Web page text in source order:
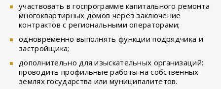
участвовать в госпрограмме капитального ремонта
многоквартирных домов через заключение
контрактов с региональными операторами;
одновременно выполнять функции подрядчика и
застройщика;
дополнительно для изыскательных организаций:
проводить профильные работы на собственных
землях государства или муниципалитетов.